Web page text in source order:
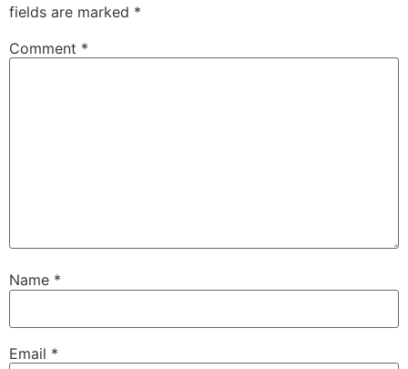
fields are marked *
Comment *
Name *
Email *